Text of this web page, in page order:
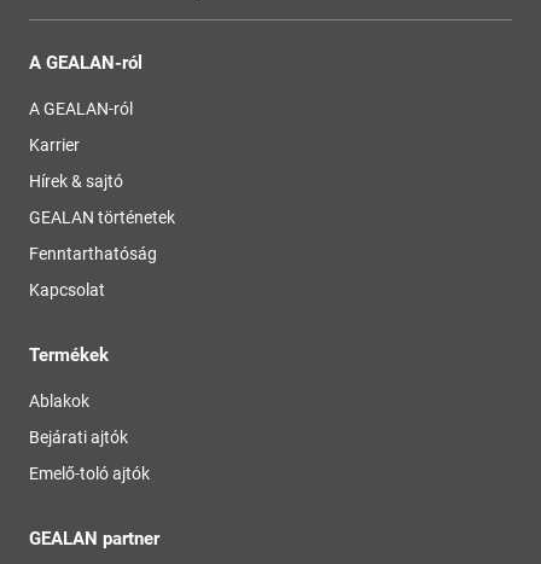
A GEALAN-ról
A GEALAN-ról
Karrier
Hírek & sajtó
GEALAN történetek
Fenntarthatóság
Kapcsolat
Termékek
Ablakok
Bejárati ajtók
Emelő-toló ajtók
GEALAN partner